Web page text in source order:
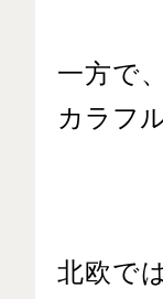
一方で
カラフ
北欧で